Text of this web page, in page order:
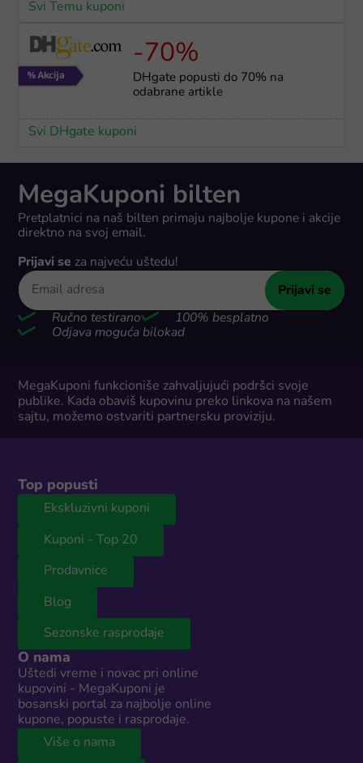
Svi Temu kuponi
-70%
DHgate popusti do 70% na
odabrane artikle
Svi DHgate kuponi
MegaKuponi bilten
Pretplatnici na naš bilten primaju najbolje kupone i akcije
direktno na svoj email.
Prijavi se za najveću uštedu!
Prijavi se
Ručno testirano
100% besplatno
Odjava moguća bilokad
MegaKuponi funkcioniše zahvaljujući podršci svoje
publike. Kada obaviš kupovinu preko linkova na našem
sajtu, možemo ostvariti partnersku proviziju.
Top popusti
Ekskluzivni kuponi
Kuponi - Top 20
Prodavnice
Blog
Sezonske rasprodaje
O nama
Uštedi vreme i novac pri online
kupovini - MegaKuponi je
bosanski portal za najbolje online
kupone, popuste i rasprodaje.
Više o nama